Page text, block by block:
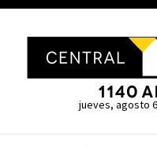
jueves, agosto